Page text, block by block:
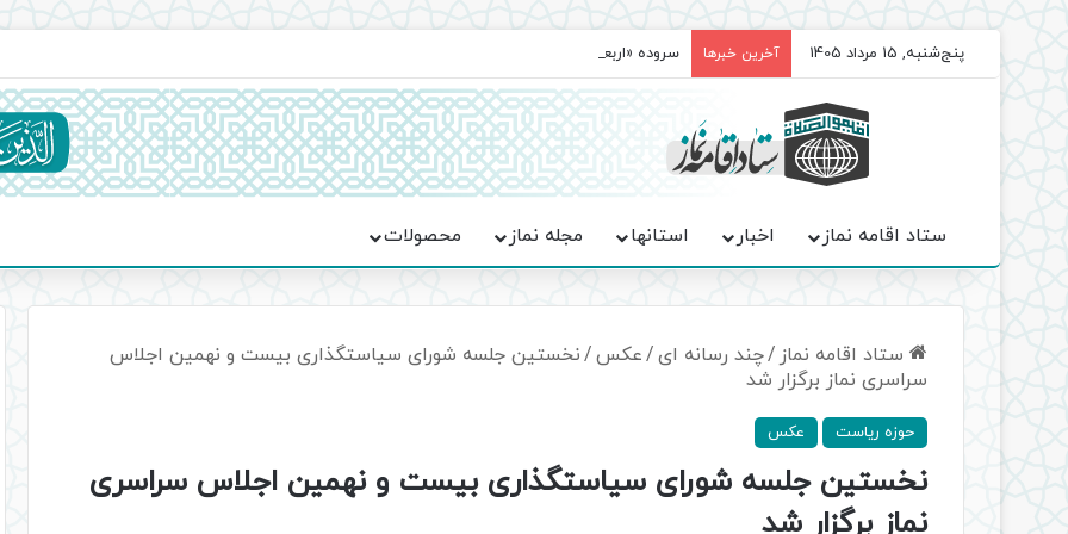
پنج‌شنبه, 15 مرداد 1405 آخرین خبرها سروده‌ «اربعین»؛ روایت حماسه، استقامت و تمدن‌سازی امت اسلامی
ستاد اقامه نماز اخبار استانها مجله نماز محصولات
ستاد اقامه نماز /چند رسانه ای/عکس/نخستین جلسه شورای سیاستگذاری بیست و نهمین اجلاس
سراسری نماز برگزار شد
حوزه ریاست عکس
نخستین جلسه شورای سیاستگذاری بیست و نهمین اجلاس سراسری
نماز برگزار شد